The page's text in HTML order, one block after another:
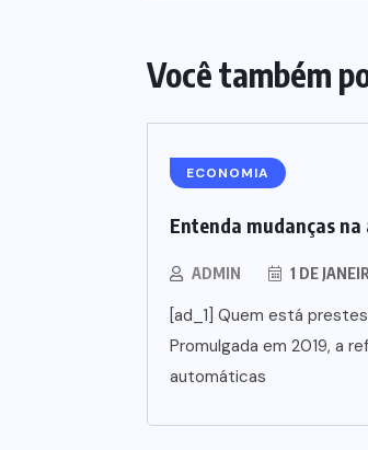
Você também
ECONOMIA
Entenda mudanças
ADMIN 1 DE
[ad_1] Quem está
Promulgada em 2019, a
automáticas